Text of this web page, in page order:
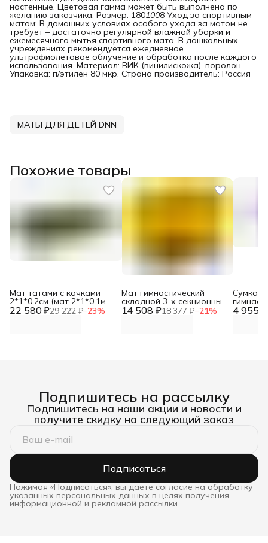
настенные. Цветовая гамма может быть выполнена по
желанию заказчика. Размер: 1801008 Уход за спортивным
матом: В домашних условиях особого ухода за матом не
требует – достаточно регулярной влажной уборки и
ежемесячного мытья спортивного мата. В дошкольных
учреждениях рекомендуется ежедневное
ультрафиолетовое облучение и обработка после каждого
использования. Материал: ВИК (винилискожа), поролон.
Упаковка: п/этилен 80 мкр. Страна производитель: Россия
МАТЫ ДЛЯ ДЕТЕЙ DNN
Похожие товары
22 580 ₽29 222 ₽−23%
Мат татами с кочками
2*1*0,2см (мат 2*1*0,1м
полуцилиндр 14 508 ₽18 377 ₽−21%
Мат гимнастический
складной 3-х секционный
150*100*10 DNN 4 955 ₽
Сумка
Подпишитесь на рассылку
Подпишитесь на наши акции и новости и
получите скидку на следующий заказ
Подписаться
Нажимая «Подписаться», вы даете согласие на обработку
указанных персональных данных в целях получения
информационной и рекламной рассылки